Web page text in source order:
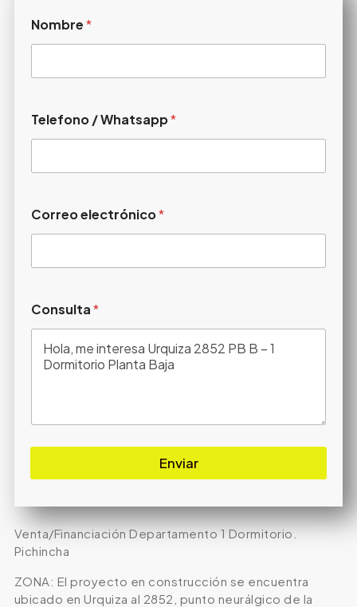
Nombre*
Telefono / Whatsapp*
Correo electrónico*
Consulta*
Enviar
Venta/Financiación Departamento 1 Dormitorio.
Pichincha
ZONA: El proyecto en construcción se encuentra
ubicado en Urquiza al 2852, punto neurálgico de la